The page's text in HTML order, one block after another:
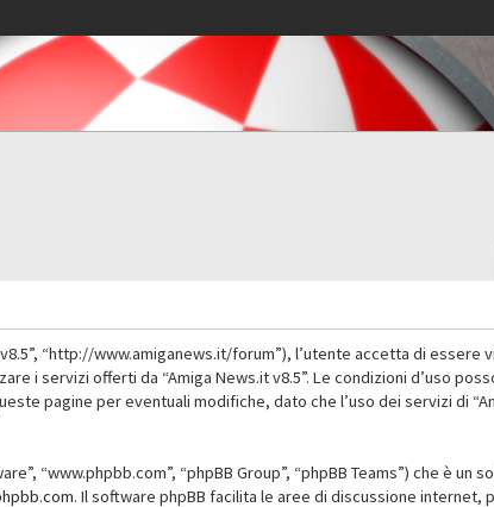
“http://www.amiganews.it/forum”), l’utente accetta di
i servizi offerti da “Amiga News.it v8.5”. Le condizioni d’uso
pagine per eventuali modifiche, dato che l’uso dei servizi di
“www.phpbb.com”, “phpBB Group”, “phpBB Teams”) che è
. Il software phpBB facilita le aree di discussione internet,